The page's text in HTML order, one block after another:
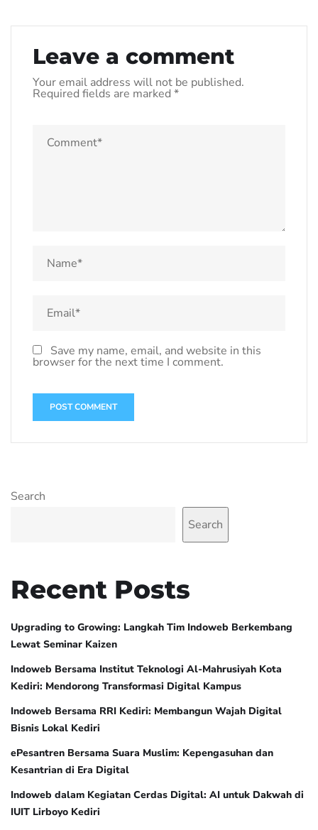
Leave a comment
Your email address will not be published.
Required fields are marked *
Save my name, email, and website in this
browser for the next time I comment.
Search
Search
Recent Posts
Upgrading to Growing: Langkah Tim Indoweb Berkembang
Lewat Seminar Kaizen
Indoweb Bersama Institut Teknologi Al-Mahrusiyah Kota
Kediri: Mendorong Transformasi Digital Kampus
Indoweb Bersama RRI Kediri: Membangun Wajah Digital
Bisnis Lokal Kediri
ePesantren Bersama Suara Muslim: Kepengasuhan dan
Kesantrian di Era Digital
Indoweb dalam Kegiatan Cerdas Digital: AI untuk Dakwah di
IUIT Lirboyo Kediri